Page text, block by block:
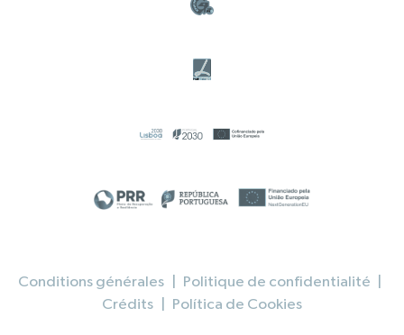
Conditions générales Politique de confidentialité
Crédits
Política de Cookies